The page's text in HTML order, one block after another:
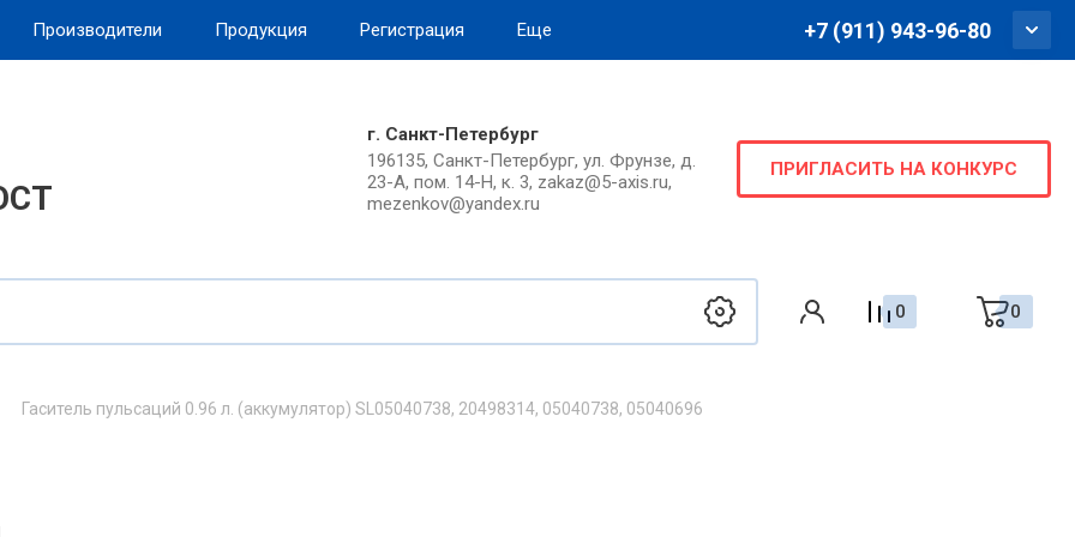
R400, R500, R500
Патроны ROSCAMAT
Инструментальные головки
Плашки Лерки
Зенковка Зенкер
Производители Продукция Регистрация Еще +7 (911) 943-96-80
г. Санкт-Петербург
196135, Санкт-Петербург, ул. Фрунзе, д.
23-А, пом. 14-Н, к. 3, zakaz@5-axis.ru,
mezenkov@yandex.ru
ПРИГЛАСИТЬ НА КОНКУРС
0 0
Гаситель пульсаций 0.96 л. (аккумулятор) SL05040738, 20498314, 05040738, 05040696